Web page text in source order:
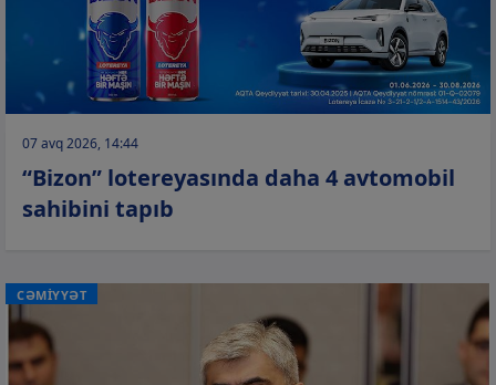
07 avq 2026, 14:44
“Bizon” lotereyasında daha 4 avtomobil
sahibini tapıb
CƏMİYYƏT